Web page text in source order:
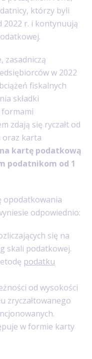
którzy byli
r. i kontynuują
zasadniczą
w 2022
fiskalnych
składki
zdają się ryczałt od
oraz karta
kartę podatkową
podatnikom od 1
opodatkowania
odpowiednio:
się na
skali podatkowej.
podatku
od wysokości
zryczałtowanego
w formie karty